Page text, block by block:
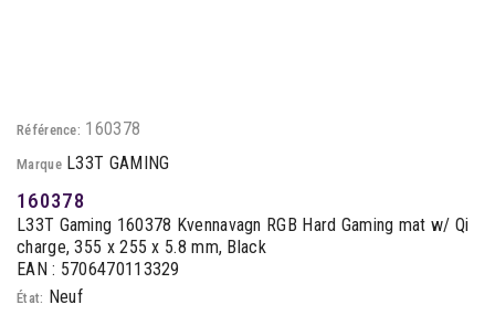
Référence: 160378
Marque L33T GAMING
160378
L33T Gaming 160378 Kvennavagn RGB Hard Gaming mat w/ Qi
charge, 355 x 255 x 5.8 mm, Black
EAN : 5706470113329
État: Neuf